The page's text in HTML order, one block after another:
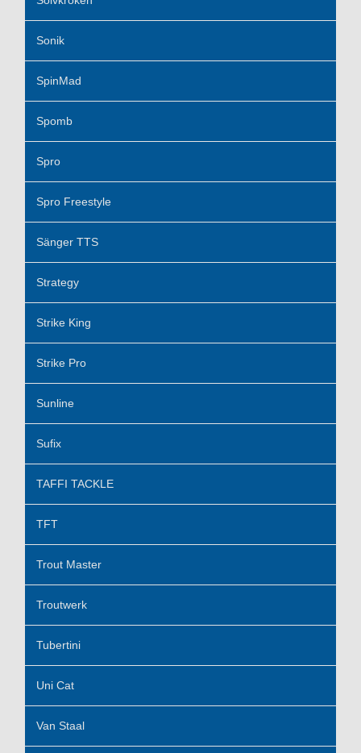
Sonik
SpinMad
Spomb
Spro
Spro Freestyle
Sänger TTS
Strategy
Strike King
Strike Pro
Sunline
Sufix
TAFFI TACKLE
TFT
Trout Master
Troutwerk
Tubertini
Uni Cat
Van Staal